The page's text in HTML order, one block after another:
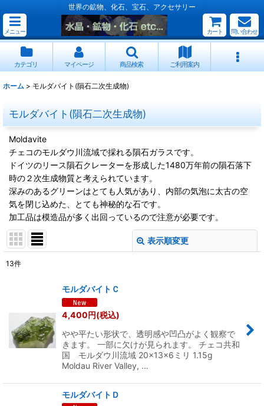
世界の鉱物、化石、宝石、アクセサリー
メニュー カート 問い合わせ
カテゴリ マイページ 商品検索 ご利用案内
ホーム > モルダバイト(隕石二次生成物)
モルダバイト(隕石二次生成物)
Moldavite
チェコのモルダウ川流域で採れる隕石ガラスです。
ドイツのリース隕石クレーターを形成した1480万年前の隕石落下
時の２次生成物質と考えられています。
深みのあるグリーンはとても人気があり、内部の気泡に太古の空
気を閉じ込めた、とても神秘的な石です。
加工品は模造品が多く出回っているので注意が必要です。
表示順変更
絞り込む
13件
モルダバイトＣ
4,400円(税込)
やや平たい形状で、透明感や凹凸がよく観察で
きます。 一部に欠けが見られます。 チェコ共和
国 モルダウ川流域 20×13×6ミリ 1.15g
Moldau River Valley, …
モルダバイトＤ